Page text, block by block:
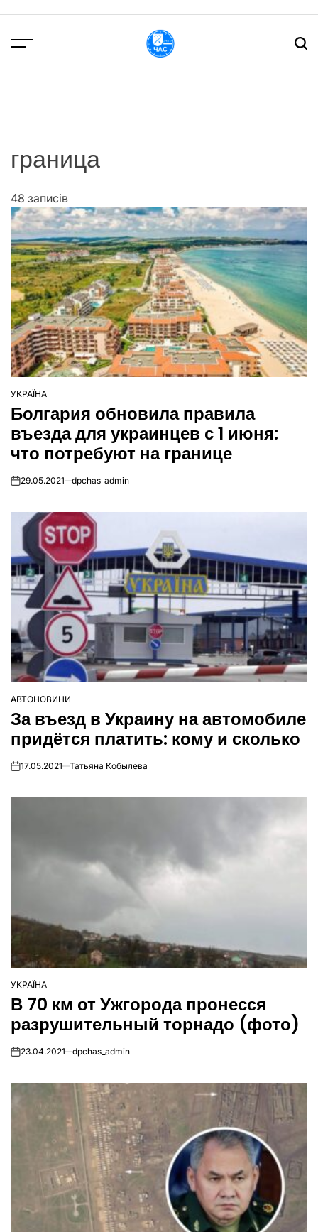
вмісту
граница
48 записів
ОПУБЛІКУВАТИ
У
УКРАЇНА
Болгария обновила правила
въезда для украинцев с 1 июня:
что потребуют на границе
on29.05.2021 dpchas_admin
ОПУБЛІКУВАТИ
У
АВТОНОВИНИ
За въезд в Украину на автомобиле
придётся платить: кому и сколько
on17.05.2021 Татьяна Кобылева
ОПУБЛІКУВАТИ
У
УКРАЇНА
В 70 км от Ужгорода пронесся
разрушительный торнадо (фото)
on23.04.2021 dpchas_admin